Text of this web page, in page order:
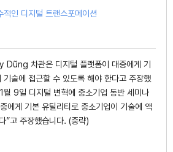
인 디지털 트랜스포메이션
차관은 디지털 플랫폼이 대중에게 기
기술에 접근할 수 있도록 해야 한다고 주장했
9일 디지털 변혁에 중소기업 동반 세미나
에게 기본 유틸리티로 중소기업이 기술에 액
”고 주장했습니다. (중략)